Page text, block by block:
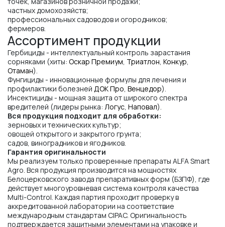
частных домохозяйств;
профессиональных садоводов и огородников;
фермеров.
Ассортимент продукции
Гербициды - интеллектуальный контроль зарастания
сорняками (хиты: Оскар Премиум, Триатлон, Конкур,
Отаман).
Фунгициды - инновационные формулы для лечения и
профилактики болезней ДОК Про, Венцедор).
Инсектициды - мощная защита от широкого спектра
вредителей (лидеры рынка: Логус, Наповал).
Вся продукция подходит для обработки:
зерновых и технических культур;
овощей открытого и закрытого грунта;
садов, виноградников и ягодников.
Гарантия оригинальности
Мы реализуем только проверенные препараты ALFA Smart
Agro. Вся продукция производится на мощностях
Белоцерковского завода препаративных форм (БЗПФ), где
действует многоуровневая система контроля качества
Multi-Control. Каждая партия проходит проверку в
аккредитованной лаборатории на соответствие
международным стандартам CIPAC. Оригинальность
подтверждается защитными элементами на упаковке и